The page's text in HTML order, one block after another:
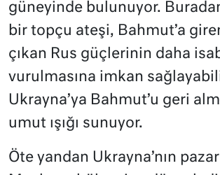
güneyinde bulunuyor.
bir topçu ateşi, Bahmut’a
çıkan Rus güçlerinin daha
vurulmasına imkan
Ukrayna’ya Bahmut’u geri
umut ışığı sunuyor.
Öte yandan Ukrayna’nın